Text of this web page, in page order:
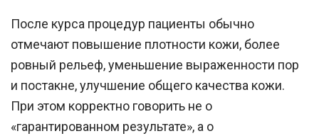
После курса процедур пациенты обычно
отмечают повышение плотности кожи, более
ровный рельеф, уменьшение выраженности пор
и постакне, улучшение общего качества кожи.
При этом корректно говорить не о
«гарантированном результате», а о